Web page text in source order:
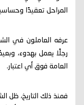
المراحل تعقيدًا
عرفه العاملون في
رجلًا يعمل بهدوء،
العامة فوق أي اعتبار.
فمنذ ذلك التاريخ،